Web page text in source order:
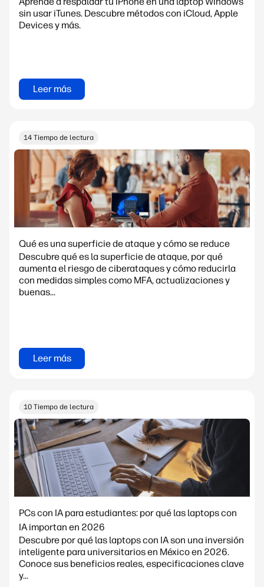
sin usar iTunes. Descubre métodos con iCloud, Apple
Devices y más.
Leer más
14 Tiempo de lectura
Qué es una superficie de ataque y cómo se reduce
Descubre qué es la superficie de ataque, por qué
aumenta el riesgo de ciberataques y cómo reducirla
con medidas simples como MFA, actualizaciones y
buenas...
Leer más
10 Tiempo de lectura
PCs con IA para estudiantes: por qué las laptops con
IA importan en 2026
Descubre por qué las laptops con IA son una inversión
inteligente para universitarios en México en 2026.
Conoce sus beneficios reales, especificaciones clave
y...